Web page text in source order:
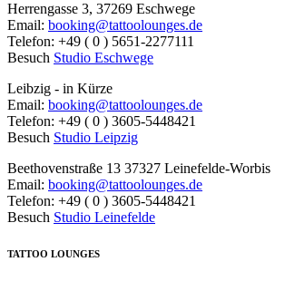
Herrengasse 3, 37269 Eschwege
Email: booking@tattoolounges.de
Telefon: +49 ( 0 ) 5651-2277111
Besuch Studio Eschwege
Leibzig - in Kürze
Email: booking@tattoolounges.de
Telefon: +49 ( 0 ) 3605-5448421
Besuch Studio Leipzig
Beethovenstraße 13 37327 Leinefelde-Worbis
Email: booking@tattoolounges.de
Telefon: +49 ( 0 ) 3605-5448421
Besuch Studio Leinefelde
TATTOO LOUNGES